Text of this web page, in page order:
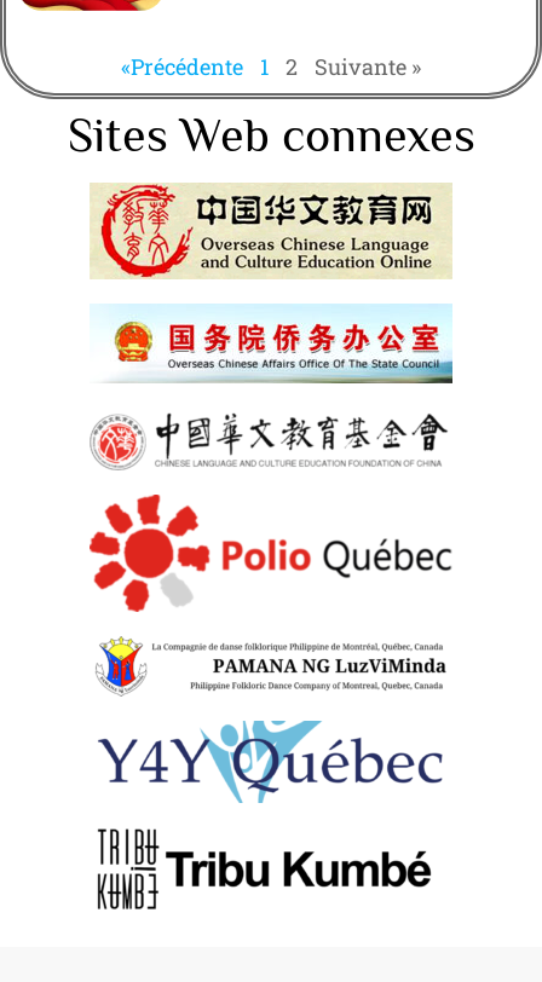
«Précédente 1 2 Suivante »
Sites Web connexes